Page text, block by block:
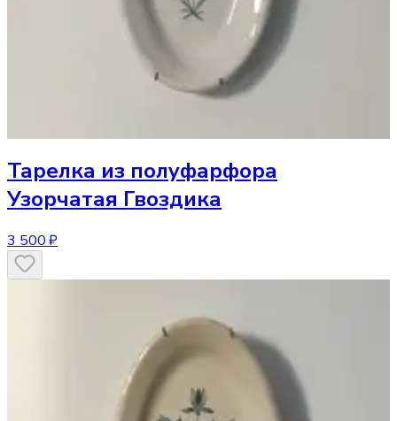
Тарелка из полуфарфора
Узорчатая Гвоздика
3 500 ₽